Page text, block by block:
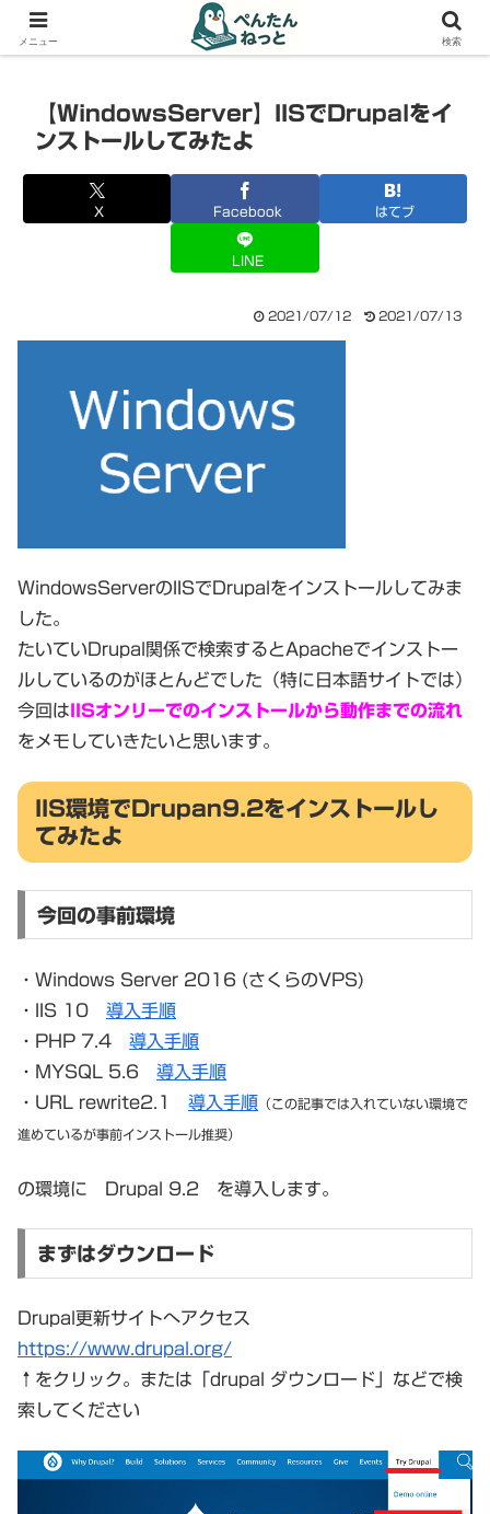
PCやガジェットの備忘録
【WindowsServer】IISでDrupalをイ
ンストールしてみたよ
X Facebook はてブ
LINE
2021/07/12 2021/07/13
WindowsServerのIISでDrupalをインストールしてみま
した。
たいていDrupal関係で検索するとApacheでインストー
ルしているのがほとんどでした（特に日本語サイトでは）
今回は IISオンリーでのインストールから動作までの流れ
をメモしていきたいと思います。
IIS環境でDrupan9.2をインストールし
てみたよ
今回の事前環境
・Windows Server 2016 (さくらのVPS)
・IIS 10 導入手順
・PHP 7.4 導入手順
・MYSQL 5.6 導入手順
・URL rewrite2.1 導入手順 （この記事では入れていない環境で
進めているが事前インストール推奨）
の環境に Drupal 9.2 を導入します。
まずはダウンロード
Drupal更新サイトへアクセス
https://www.drupal.org/
↑をクリック。または「drupal ダウンロード」などで検
索してください
メニュー 検索